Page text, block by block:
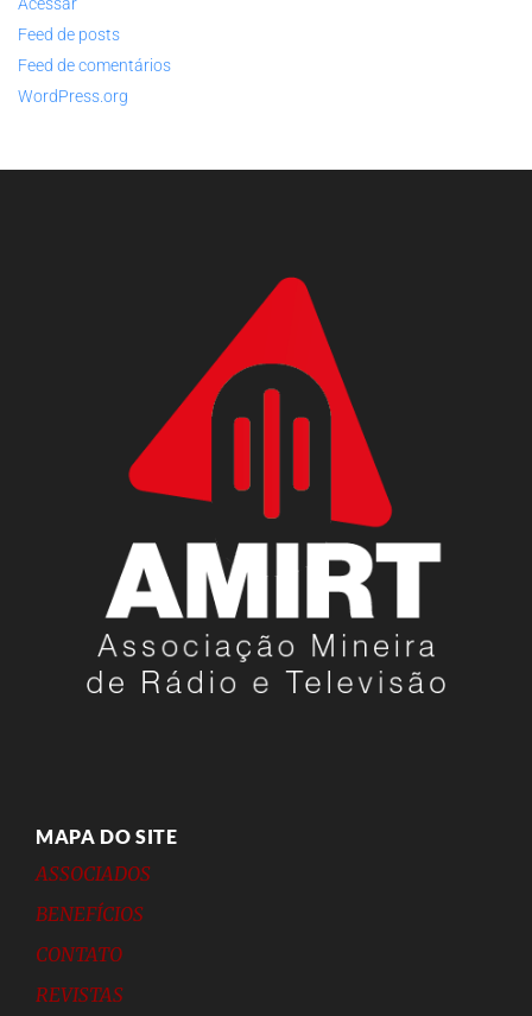
Feed de posts
Feed de comentários
WordPress.org
MAPA DO SITE
ASSOCIADOS
BENEFÍCIOS
CONTATO
REVISTAS